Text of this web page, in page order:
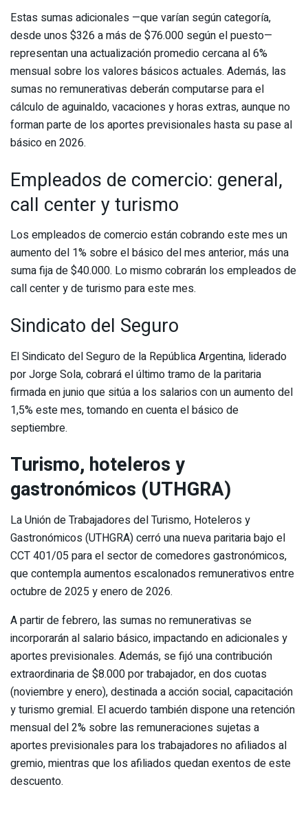
Estas sumas adicionales —que varían según categoría,
desde unos $326 a más de $76.000 según el puesto—
representan una actualización promedio cercana al 6%
mensual sobre los valores básicos actuales. Además, las
sumas no remunerativas deberán computarse para el
cálculo de aguinaldo, vacaciones y horas extras, aunque no
forman parte de los aportes previsionales hasta su pase al
básico en 2026.
Empleados de comercio: general,
call center y turismo
Los empleados de comercio están cobrando este mes un
aumento del 1% sobre el básico del mes anterior, más una
suma fija de $40.000. Lo mismo cobrarán los empleados de
call center y de turismo para este mes.
Sindicato del Seguro
El Sindicato del Seguro de la República Argentina, liderado
por Jorge Sola, cobrará el último tramo de la paritaria
firmada en junio que sitúa a los salarios con un aumento del
1,5% este mes, tomando en cuenta el básico de
septiembre.
Turismo, hoteleros y
gastronómicos (UTHGRA)
La Unión de Trabajadores del Turismo, Hoteleros y
Gastronómicos (UTHGRA) cerró una nueva paritaria bajo el
CCT 401/05 para el sector de comedores gastronómicos,
que contempla aumentos escalonados remunerativos entre
octubre de 2025 y enero de 2026.
A partir de febrero, las sumas no remunerativas se
incorporarán al salario básico, impactando en adicionales y
aportes previsionales. Además, se fijó una contribución
extraordinaria de $8.000 por trabajador, en dos cuotas
(noviembre y enero), destinada a acción social, capacitación
y turismo gremial. El acuerdo también dispone una retención
mensual del 2% sobre las remuneraciones sujetas a
aportes previsionales para los trabajadores no afiliados al
gremio, mientras que los afiliados quedan exentos de este
descuento.